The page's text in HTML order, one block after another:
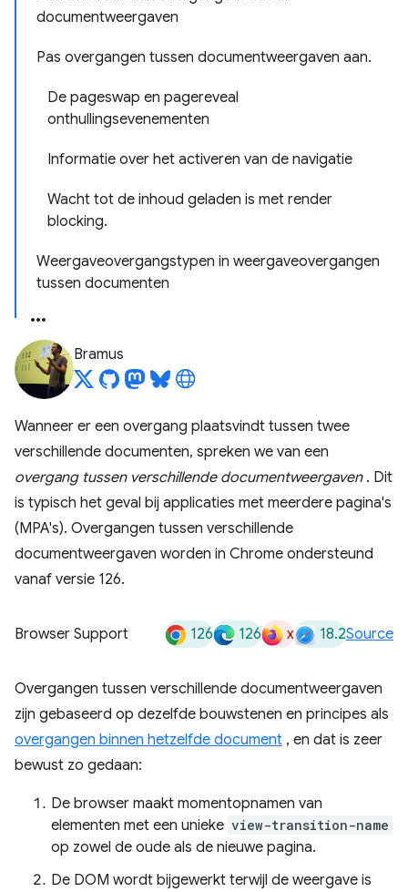
documentweergaven
Pas overgangen tussen documentweergaven aan.
De pageswap en pagereveal
onthullingsevenementen
Informatie over het activeren van de navigatie
Wacht tot de inhoud geladen is met render
blocking.
Weergaveovergangstypen in weergaveovergangen
tussen documenten
Bramus
Wanneer er een overgang plaatsvindt tussen twee
verschillende documenten, spreken we van een
overgang tussen verschillende documentweergaven. Dit
is typisch het geval bij applicaties met meerdere pagina's
(MPA's). Overgangen tussen verschillende
documentweergaven worden in Chrome ondersteund
vanaf versie 126.
Browser Support 126 126 x 18.2Source
Overgangen tussen verschillende documentweergaven
zijn gebaseerd op dezelfde bouwstenen en principes als
overgangen binnen hetzelfde document , en dat is zeer
bewust zo gedaan:
De browser maakt momentopnamen van
elementen met een unieke view-transition-name
op zowel de oude als de nieuwe pagina.
De DOM wordt bijgewerkt terwijl de weergave is